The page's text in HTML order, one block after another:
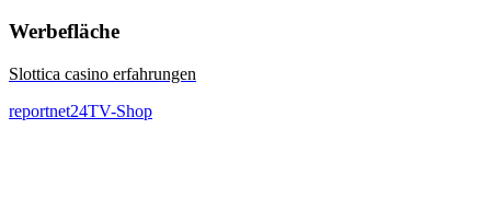
Werbefläche
Slottica casino erfahrungen
reportnet24TV-Shop